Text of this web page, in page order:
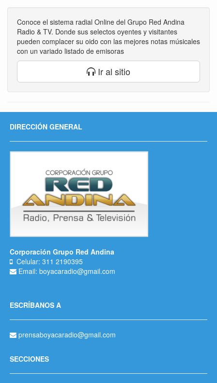
Conoce el sistema radial Online del Grupo Red Andina
Radio & TV. Donde sus selectos oyentes y visitantes
pueden complacer su oido con las mejores notas músicales
con un variado listado de emisoras
Ir al sitio
DIRECCIÓN GENERAL
Corporación Grupo Red Andina
Celular: 311 2190395
Email: boyacaradio@gmail.com
ESCRÍBANOS A
prensaboyacaradio@gmail.com
SECCIONES